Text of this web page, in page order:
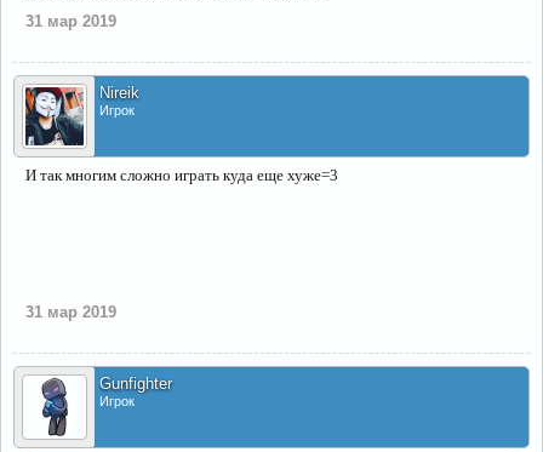
31 мар 2019
Nireik
Игрок
И так многим сложно играть куда еще хуже=3
31 мар 2019
Gunfighter
Игрок